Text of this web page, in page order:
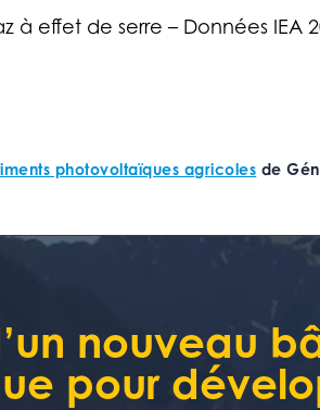
de serre – Données IEA
photovoltaïques agricoles de
nouveau
pour